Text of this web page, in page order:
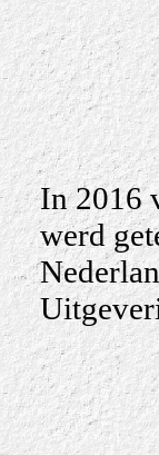
In 2016
werd